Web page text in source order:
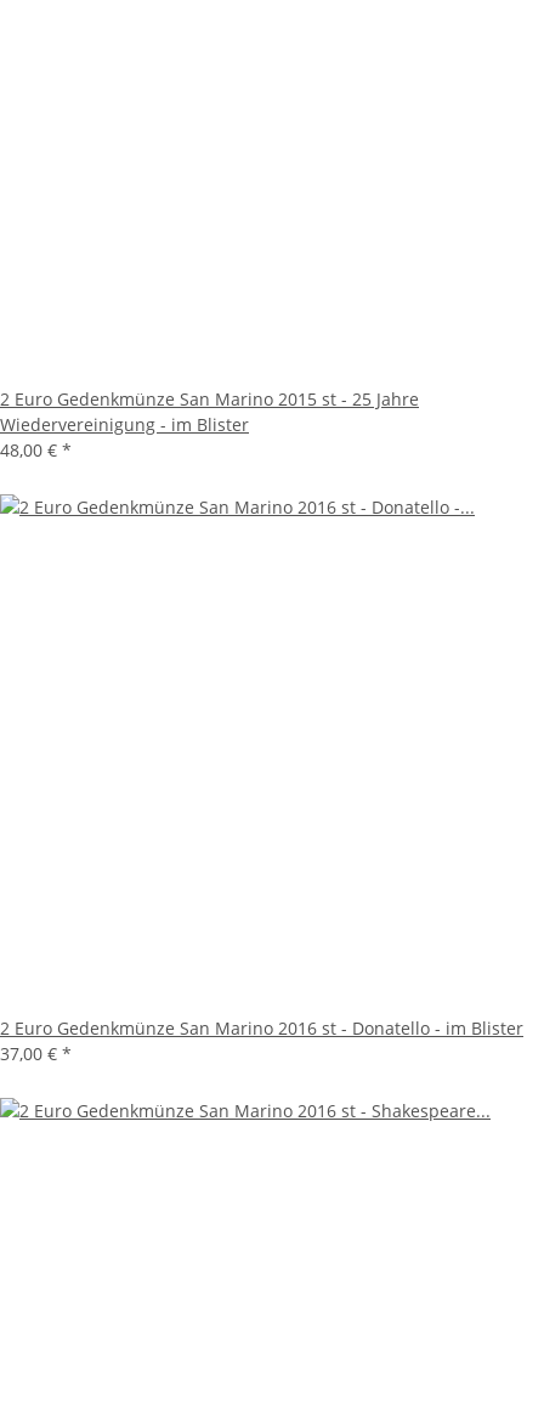
2 Euro Gedenkmünze San Marino 2015 st - 25 Jahre
Wiedervereinigung - im Blister
48,00 € *
2 Euro Gedenkmünze San Marino 2016 st - Donatello - im Blister
37,00 € *